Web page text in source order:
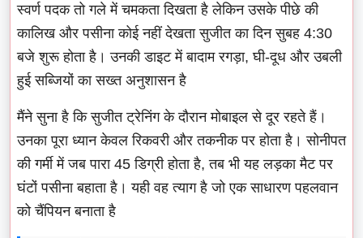
स्वर्ण पदक तो गले में चमकता दिखता है लेकिन उसके पीछे की
कालिख और पसीना कोई नहीं देखता सुजीत का दिन सुबह 4:30
बजे शुरू होता है। उनकी डाइट में बादाम रगड़ा, घी-दूध और उबली
हुई सब्जियों का सख्त अनुशासन है
मैंने सुना है कि सुजीत ट्रेनिंग के दौरान मोबाइल से दूर रहते हैं।
उनका पूरा ध्यान केवल रिकवरी और तकनीक पर होता है। सोनीपत
की गर्मी में जब पारा 45 डिग्री होता है, तब भी यह लड़का मैट पर
घंटों पसीना बहाता है। यही वह त्याग है जो एक साधारण पहलवान
को चैंपियन बनाता है